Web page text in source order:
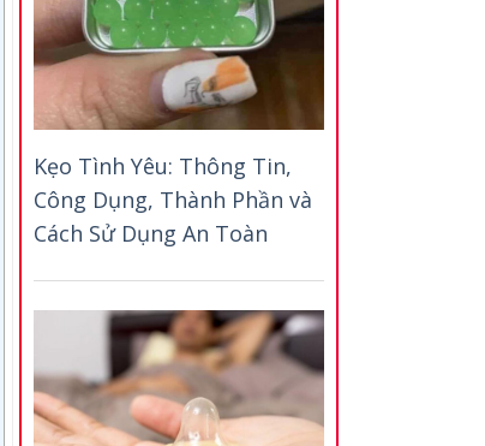
Kẹo Tình Yêu: Thông Tin,
Công Dụng, Thành Phần và
Cách Sử Dụng An Toàn